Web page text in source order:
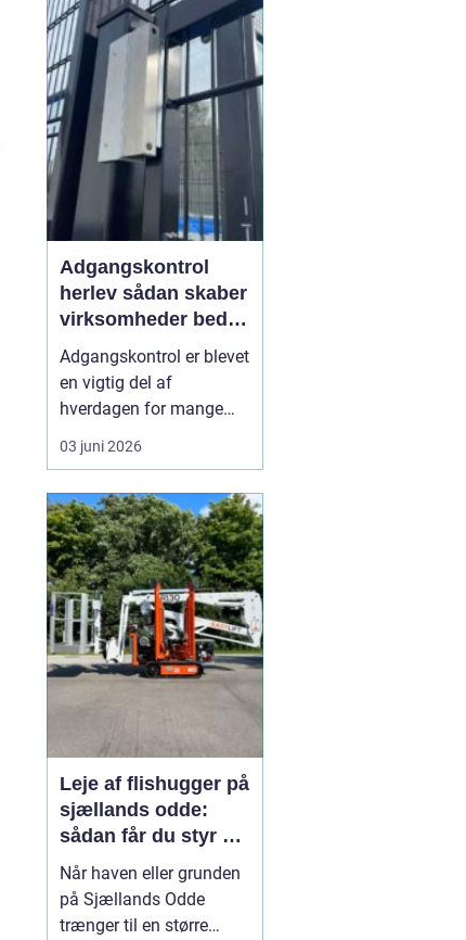
Mange projekter og
arrangementer kan ikke
gennemføres forsvarligt
uden en tilstede...
Adgangskontrol
herlev sådan skaber
virksomheder bedre
sikkerhed og
fleksibilitet
Adgangskontrol er blevet
en vigtig del af
hverdagen for mange
virksomheder,
boligforeninger og
Herlev. Hvor man
tidligere delte fysiske
nøgler ud, vælger flere i
dag digitale systemer,
hvor adgang styres med
kort, brikker e...
03 juni 2026
Leje af flishugger på
sjællands odde:
sådan får du styr på
grene og haveaffald
Når haven eller grunden
på Sjællands Odde
trænger til en større